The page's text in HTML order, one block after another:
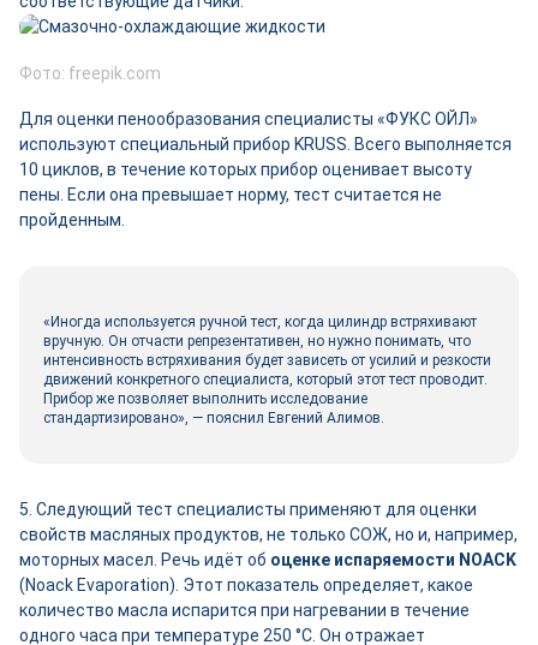
Фото: freepik.com
Для оценки пенообразования специалисты «ФУКС ОЙЛ»
используют специальный прибор KRUSS. Всего выполняется
10 циклов, в течение которых прибор оценивает высоту
пены. Если она превышает норму, тест считается не
пройденным.
«Иногда используется ручной тест, когда цилиндр встряхивают
вручную. Он отчасти репрезентативен, но нужно понимать, что
интенсивность встряхивания будет зависеть от усилий и резкости
движений конкретного специалиста, который этот тест проводит.
Прибор же позволяет выполнить исследование
стандартизировано», — пояснил Евгений Алимов.
5. Следующий тест специалисты применяют для оценки
свойств масляных продуктов, не только СОЖ, но и, например,
моторных масел. Речь идёт об оценке испаряемости NOACK
(Noack Evaporation). Этот показатель определяет, какое
количество масла испарится при нагревании в течение
одного часа при температуре 250 °C. Он отражает